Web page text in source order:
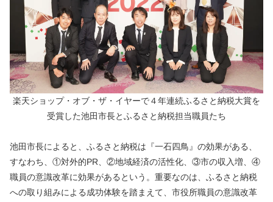
楽天ショップ・オブ・ザ・イヤーで４年連続ふるさと納税大賞を
受賞した池田市長とふるさと納税担当職員たち
池田市長によると、ふるさと納税は『一石四鳥』の効果がある、
すなわち、①対外的PR、②地域経済の活性化、③市の収入増、④
職員の意識改革に効果があるという。重要なのは、ふるさと納税
への取り組みによる成功体験を踏まえて、市役所職員の意識改革